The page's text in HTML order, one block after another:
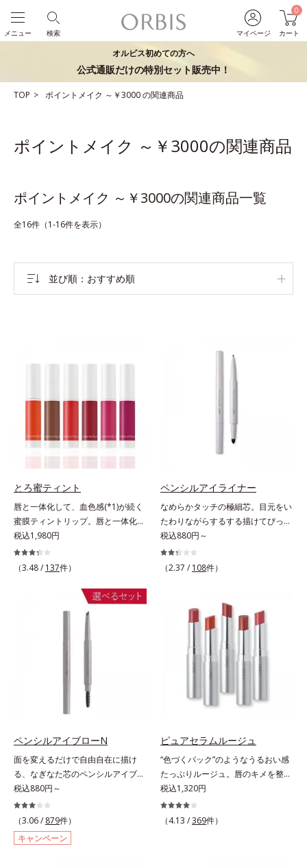
マイページ
0
カート
検索
メニュー
オルビス初めての方へ
公式通販だけの特別セット販売中！
TOP ポイントメイク ～￥3000の関連商品
ポイントメイク ～￥3000の関連商品
ポイントメイク ～￥3000の関連商品一覧
全16件（1-16件を表示）
並び順 おすすめ順
とろ蜜ティント
唇と一体化して、血色感(*1)が続く
蜜膜ティントリップ。唇と一体化し
て色落ちしにくいティント処方とう
るおいを両立した、ティントリップ
です。色が長時間唇に密着するオイ
果物の蜜を凝縮したような(*3)みず
みずしい発色が続きます。また色素
による唇の乾燥を防ぐため、一部の
施し、さらに3種のうるおい・保護
と塗りするだけで、くすみやすい大
人の肌に血色感を与え、唇を自然に
効果による*2 水添ポリイソブテン
リリルシラン配合＝保湿成分*5 ス
クワラン、ヒアルロン酸Na、加水
分解コラーゲン
税込1,980円
（3.48 / 137件）
ペンシルアイライナー
なめらかタッチの極細芯。目元をい
たわりながらするする描けてぴった
り密着。するする描けてぴったり密
着。なめらかタッチの極細芯アイラ
イナーです。繊細な目のキワにも優
ックなしで、目元に自然な陰影をプ
ラスできます。アイラインを描いた
つ毛の間を埋めるようにぼかせば、
ぱっちりと際立つナチュラルな目元
が完成します。汗や涙、皮脂にも強
く、美しい仕上がりを長時間キー
プ。目元ケア成分(*)で目元の負担も
るリフィルをご用意しています。*
税込880円～
（2.37 / 108件）
ペンシルアイブローN
面を変えるだけで自由自在に描け
る、なぎなた芯のペンシルアイブロ
ー。角度を変えるだけで自由自在に
描けるペンシルアイブローです。な
ぎなた芯だから、接地面を変えるだ
けで太い線から細い線まで、テクニ
ックいらずで簡単に。スムースライ
税込880円～
（3.06 / 879件）
キャンペーン
ピュアセラムルージュ
“色づくパック”のようなうるおい感
たっぷりルージュ。唇のキメを整え
リップの土台をつくり鮮やかな発色
を叶えます。唇にたっぷりうるおい
を与えながら鮮やかに色づく、スキ
税込1,320円
（4.13 /369件）